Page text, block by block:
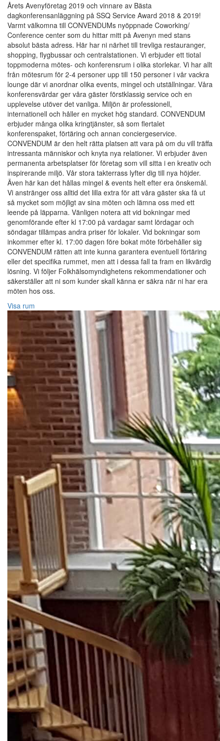
Årets Avenyföretag 2019 och vinnare av Bästa
dagkonferensanläggning på SSQ Service Award 2018 & 2019!
Varmt välkomna till CONVENDUMs nyöppnade Coworking/
Conference center som du hittar mitt på Avenyn med stans
absolut bästa adress. Här har ni närhet till trevliga restauranger,
shopping, flygbussar och centralstationen. Vi erbjuder ett tiotal
toppmoderna mötes- och konferensrum i olika storlekar. Vi har allt
från mötesrum för 2-4 personer upp till 150 personer i vår vackra
lounge där vi anordnar olika events, mingel och utställningar. Våra
konferensvärdar ger våra gäster förstklassig service och en
upplevelse utöver det vanliga. Miljön är professionell,
internationell och håller en mycket hög standard. CONVENDUM
erbjuder många olika kringtjänster, så som flertalet
konferenspaket, förtäring och annan conciergeservice.
CONVENDUM är den helt rätta platsen att vara på om du vill träffa
intressanta människor och knyta nya relationer. Vi erbjuder även
permanenta arbetsplatser för företag som vill sitta i en kreativ och
inspirerande miljö. Vår stora takterrass lyfter dig till nya höjder.
Även här kan det hållas mingel & events helt efter era önskemål.
Vi anstränger oss alltid det lilla extra för att våra gäster ska få ut
så mycket som möjligt av sina möten och lämna oss med ett
leende på läpparna. Vänligen notera att vid bokningar med
genomförande efter kl 17:00 på vardagar samt lördagar och
söndagar tillämpas andra priser för lokaler. Vid bokningar som
inkommer efter kl. 17:00 dagen före bokat möte förbehåller sig
CONVENDUM rätten att inte kunna garantera eventuell förtäring
eller det specifika rummet, men att i dessa fall ta fram en likvärdig
lösning. Vi följer Folkhälsomyndighetens rekommendationer och
säkerställer att ni som kunder skall känna er säkra när ni har era
möten hos oss.
Visa rum